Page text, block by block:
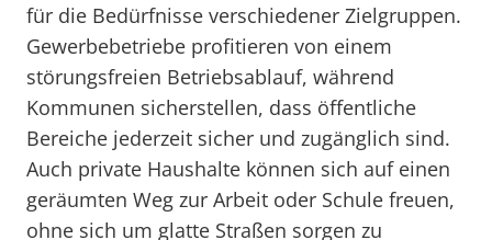
für die Bedürfnisse verschiedener Zielgruppen.
Gewerbebetriebe profitieren von einem
störungsfreien Betriebsablauf, während
Kommunen sicherstellen, dass öffentliche
Bereiche jederzeit sicher und zugänglich sind.
Auch private Haushalte können sich auf einen
geräumten Weg zur Arbeit oder Schule freuen,
ohne sich um glatte Straßen sorgen zu